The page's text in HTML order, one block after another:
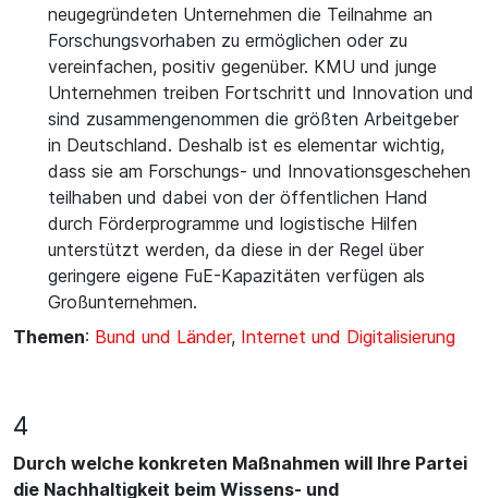
neugegründeten Unternehmen die Teilnahme an
Forschungsvorhaben zu ermöglichen oder zu
vereinfachen, positiv gegenüber. KMU und junge
Unternehmen treiben Fortschritt und Innovation und
sind zusammengenommen die größten Arbeitgeber
in Deutschland. Deshalb ist es elementar wichtig,
dass sie am Forschungs- und Innovationsgeschehen
teilhaben und dabei von der öffentlichen Hand
durch Förderprogramme und logistische Hilfen
unterstützt werden, da diese in der Regel über
geringere eigene FuE-Kapazitäten verfügen als
Großunternehmen.
Themen: Bund und Länder, Internet und Digitalisierung
4
Durch welche konkreten Maßnahmen will Ihre Partei
die Nachhaltigkeit beim Wissens- und